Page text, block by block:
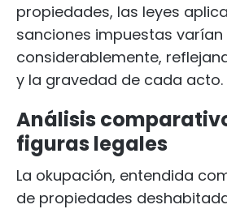
propiedades, las leyes
sanciones impuestas varían
considerablemente,
y la gravedad de cada acto.
Análisis
figuras legales
La okupación, entendida
de propiedades